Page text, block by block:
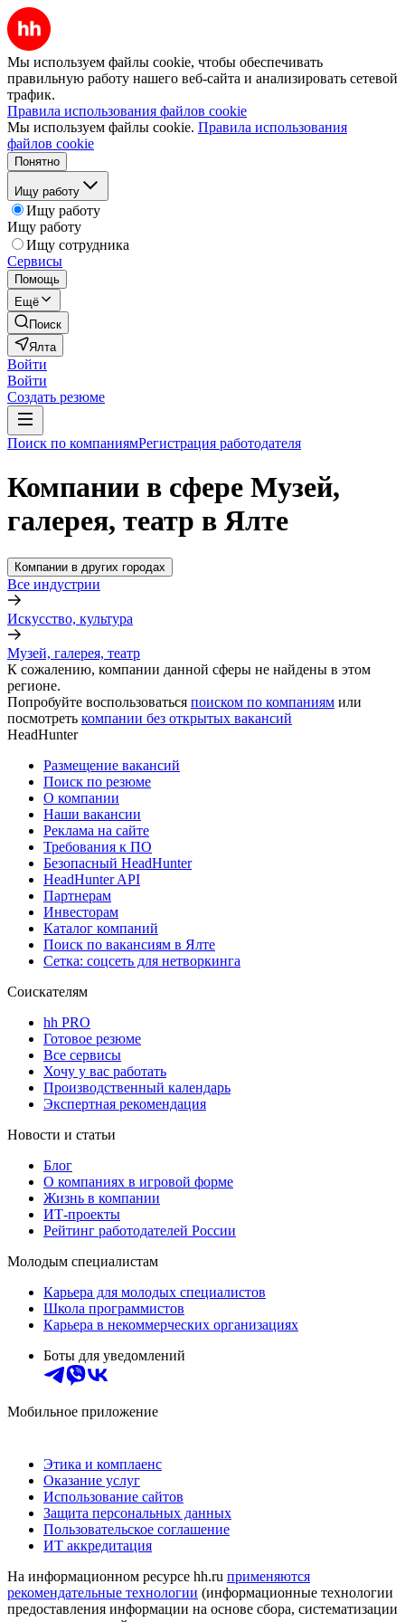
Мы используем файлы cookie, чтобы обеспечивать
правильную работу нашего веб-сайта и анализировать сетевой
трафик.
Правила использования файлов cookie
Мы используем файлы cookie. Правила использования
файлов cookie
Понятно
Ищу работу
Ищу работу
Ищу работу
Ищу сотрудника
Сервисы
Помощь
Ещё
Поиск
Ялта
Войти
Войти
Создать резюме
Поиск по компаниямРегистрация работодателя
Компании в сфере Музей,
галерея, театр в Ялте
Компании в других городах
Все индустрии
Искусство, культура
Музей, галерея, театр
К сожалению, компании данной сферы не найдены в этом
регионе.
Попробуйте воспользоваться поиском по компаниям или
посмотреть компании без открытых вакансий
HeadHunter
Размещение вакансий
Поиск по резюме
О компании
Наши вакансии
Реклама на сайте
Требования к ПО
Безопасный HeadHunter
HeadHunter API
Партнерам
Инвесторам
Каталог компаний
Поиск по вакансиям в Ялте
Сетка: соцсеть для нетворкинга
Соискателям
hh PRO
Готовое резюме
Все сервисы
Хочу у вас работать
Производственный календарь
Экспертная рекомендация
Новости и статьи
Блог
О компаниях в игровой форме
Жизнь в компании
ИТ-проекты
Рейтинг работодателей России
Молодым специалистам
Карьера для молодых специалистов
Школа программистов
Карьера в некоммерческих организациях
Боты для уведомлений
Мобильное приложение
Этика и комплаенс
Оказание услуг
Использование сайтов
Защита персональных данных
Пользовательское соглашение
ИТ аккредитация
На информационном ресурсе hh.ru применяются
рекомендательные технологии (информационные технологии
предоставления информации на основе сбора, систематизации